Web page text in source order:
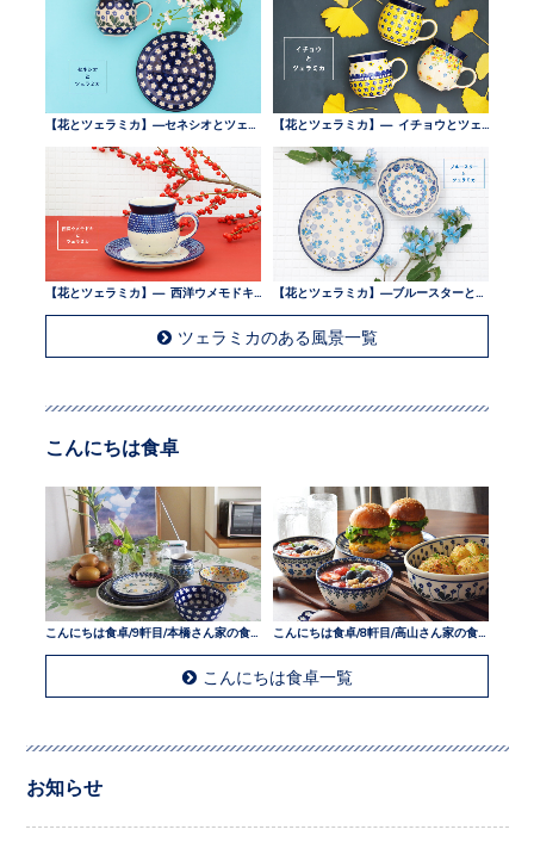
ツェラミカのある風景一覧
こんにちは食卓
こんにちは食卓/9軒目/本橋さん家の食卓
こんにちは食卓一覧
お知らせ